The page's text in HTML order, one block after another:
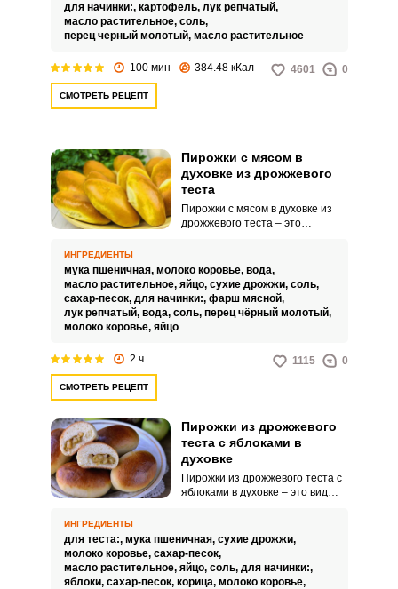
для начинки:, картофель, лук репчатый,
масло растительное, соль,
перец черный молотый, масло растительное
100 мин 384.48 кКал 4601 0
СМОТРЕТЬ РЕЦЕПТ
Пирожки с мясом в
духовке из дрожжевого
теста
Пирожки с мясом в духовке из
дрожжевого теста – это
послужит отличным перекусом.
ИНГРЕДИЕНТЫ
мука пшеничная, молоко коровье, вода,
масло растительное, яйцо, сухие дрожжи, соль,
сахар-песок, для начинки:, фарш мясной,
лук репчатый, вода, соль, перец чёрный молотый,
молоко коровье, яйцо
2 ч 1115 0
СМОТРЕТЬ РЕЦЕПТ
Пирожки из дрожжевого
теста с яблоками в
духовке
Пирожки из дрожжевого теста с
яблоками в духовке – это вид
которого находится начинка из
яблок. Они обычно имеют форму
маленьких круглых или
овальных булочек.
ИНГРЕДИЕНТЫ
для теста:, мука пшеничная, сухие дрожжи,
молоко коровье, сахар-песок,
масло растительное, яйцо, соль, для начинки:,
яблоки, сахар-песок, корица, молоко коровье,